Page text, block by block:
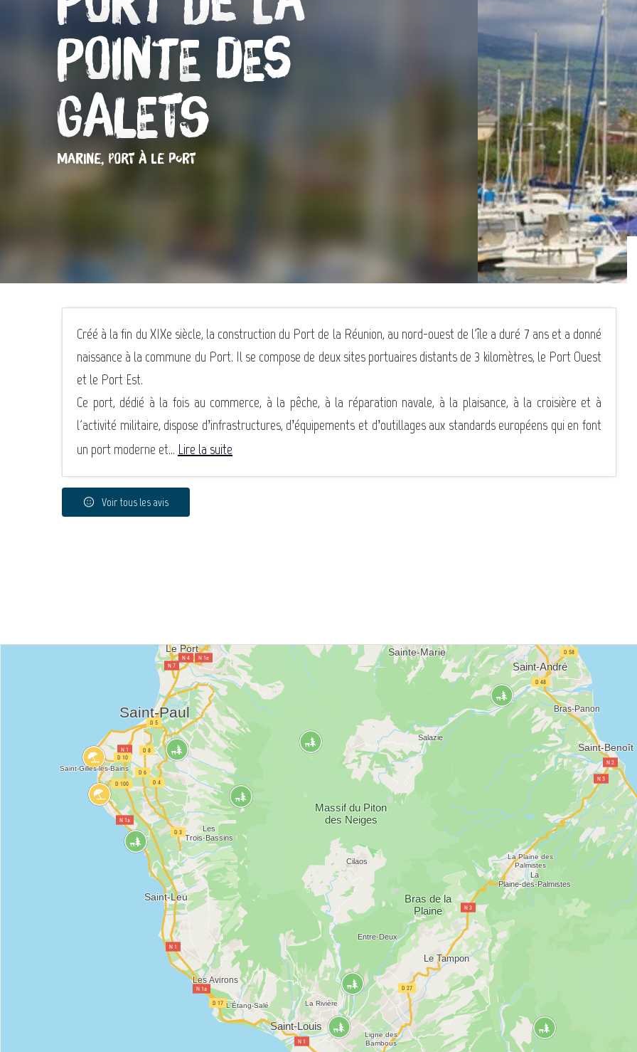
Pointe des
Galets
MARINE, PORT À LE PORT
Créé à la fin du XIXe siècle, la construction du Port de la Réunion, au nord-ouest de l'île a duré 7 ans et a donné
naissance à la commune du Port. Il se compose de deux sites portuaires distants de 3 kilomètres, le Port Ouest
et le Port Est.
Ce port, dédié à la fois au commerce, à la pêche, à la réparation navale, à la plaisance, à la croisière et à
l'activité militaire, dispose d’infrastructures, d’équipements et d’outillages aux standards européens qui en font
un port moderne et... Lire la suite
Voir tous les avis